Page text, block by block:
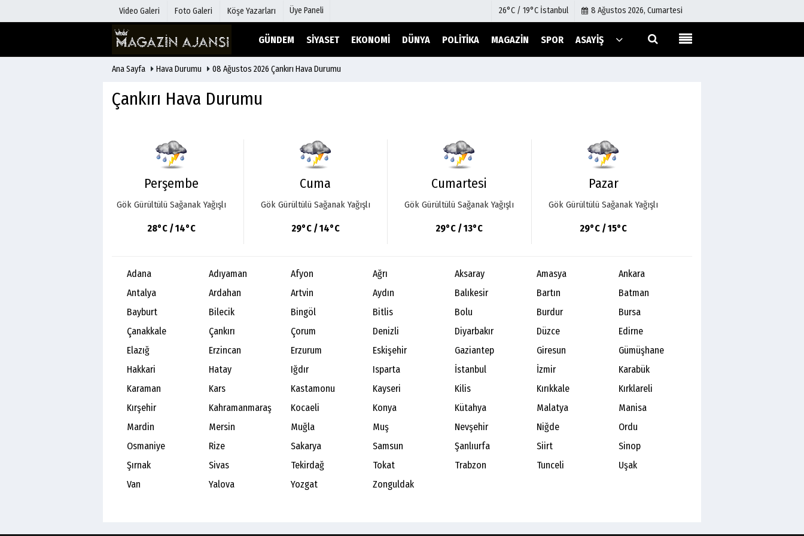
Video Galeri Foto Galeri Köşe Yazarları Üye Paneli 26°C / 19°C İstanbul 8 Ağustos 2026, Cumartesi
GÜNDEM SIYASET EKONOMI DÜNYA POLITIKA MAGAZIN SPOR ASAYIŞ
Hava Durumu
Anketler
Ana Sayfa Hava Durumu 08 Ağustos 2026 Çankırı Hava Durumu
Çankırı Hava Durumu
Perşembe
Gök Gürültülü Sağanak Yağışlı
28°C / 14°C
Cuma
Gök Gürültülü Sağanak Yağışlı
29°C / 14°C
Cumartesi
Gök Gürültülü Sağanak Yağışlı
29°C / 13°C
Pazar
Gök Gürültülü Sağanak Yağışlı
29°C / 15°C
Adana Adıyaman Afyon Ağrı Aksaray Amasya
Ankara
Antalya
Ardahan Artvin Aydın Balıkesir Bartın
Batman
Bayburt
Bilecik Bingöl Bitlis Bolu Burdur
Bursa
Çanakkale
Çankırı Çorum Denizli Diyarbakır Düzce
Edirne
Elazığ
Erzincan Erzurum Eskişehir Gaziantep Giresun
Gümüşhane
Hakkari
Hatay Iğdır Isparta İstanbul İzmir
Karabük
Karaman
Kars Kastamonu Kayseri Kilis Kırıkkale
Kırklareli
Kırşehir
Kahramanmaraş Kocaeli Konya Kütahya Malatya
Manisa
Mardin
Mersin Muğla Muş Nevşehir Niğde
Ordu
Osmaniye
Rize Sakarya Samsun Şanlıurfa Siirt
Sinop
Şırnak
Sivas Tekirdağ Tokat Trabzon Tunceli
Uşak
Van
Yalova Yozgat Zonguldak